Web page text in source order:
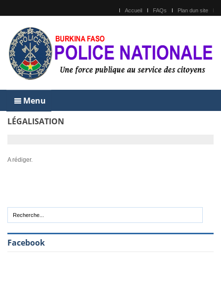
Accueil FAQs Plan dun site
Menu
LÉGALISATION
A rédiger.
Facebook